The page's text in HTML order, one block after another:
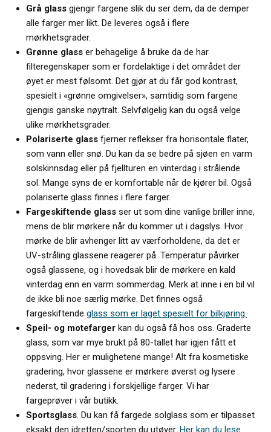
Grå glass gjengir fargene slik du ser dem, da de demper
alle farger mer likt. De leveres også i flere
mørkhetsgrader.
Grønne glass er behagelige å bruke da de har
filteregenskaper som er fordelaktige i det området der
øyet er mest følsomt. Det gjør at du får god kontrast,
spesielt i «grønne omgivelser», samtidig som fargene
gjengis ganske nøytralt. Selvfølgelig kan du også velge
ulike mørkhetsgrader.
Polariserte glass fjerner reflekser fra horisontale flater,
som vann eller snø. Du kan da se bedre på sjøen en varm
solskinnsdag eller på fjellturen en vinterdag i strålende
sol. Mange syns de er komfortable når de kjører bil. Også
polariserte glass finnes i flere farger.
Fargeskiftende glass ser ut som dine vanlige briller inne,
mens de blir mørkere når du kommer ut i dagslys. Hvor
mørke de blir avhenger litt av værforholdene, da det er
UV-stråling glassene reagerer på. Temperatur påvirker
også glassene, og i hovedsak blir de mørkere en kald
vinterdag enn en varm sommerdag. Merk at inne i en bil vil
de ikke bli noe særlig mørke. Det finnes også
fargeskiftendeglass som er laget spesielt for bilkjøring.
Speil- og motefarger kan du også få hos oss. Graderte
glass, som var mye brukt på 80-tallet har igjen fått et
oppsving. Her er mulighetene mange! Alt fra kosmetiske
gradering, hvor glassene er mørkere øverst og lysere
nederst, til gradering i forskjellige farger. Vi har
fargeprøver i vår butikk.
Sportsglass. Du kan få fargede solglass som er tilpasset
eksakt den idretten/sporten du utøver.Her kan du lese